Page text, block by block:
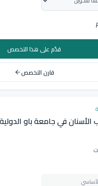
قدّم على هذا التخصص
قارن التخصص
في جامعة باو